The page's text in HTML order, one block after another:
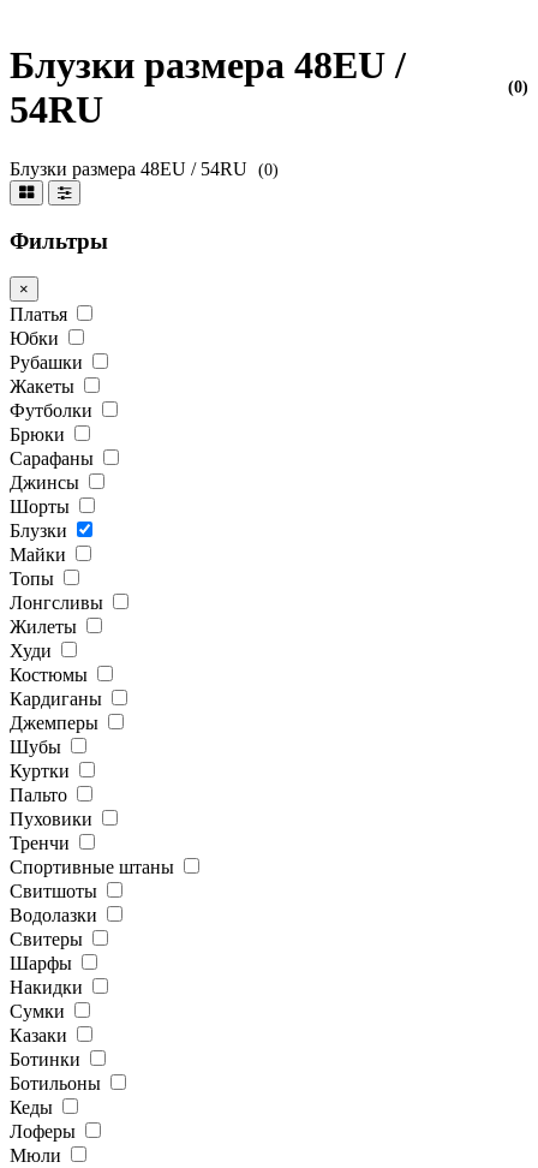
Блузки размера 48EU /
54RU
(0)
Блузки размера 48EU / 54RU (0)
Фильтры
×
Платья
Юбки
Рубашки
Жакеты
Футболки
Брюки
Сарафаны
Джинсы
Шорты
Блузки
Майки
Топы
Лонгсливы
Жилеты
Худи
Костюмы
Кардиганы
Джемперы
Шубы
Куртки
Пальто
Пуховики
Тренчи
Спортивные штаны
Свитшоты
Водолазки
Свитеры
Шарфы
Накидки
Сумки
Казаки
Ботинки
Ботильоны
Кеды
Лоферы
Мюли